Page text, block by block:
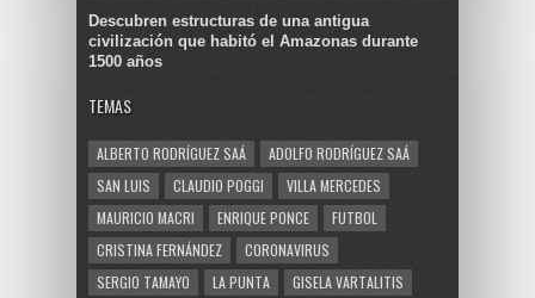
Descubren estructuras de una antigua
civilización que habitó el Amazonas durante
1500 años
TEMAS
ALBERTO RODRÍGUEZ SAÁ
ADOLFO RODRÍGUEZ SAÁ
SAN LUIS
CLAUDIO POGGI
VILLA MERCEDES
MAURICIO MACRI
ENRIQUE PONCE
FUTBOL
CRISTINA FERNÁNDEZ
CORONAVIRUS
SERGIO TAMAYO
LA PUNTA
GISELA VARTALITIS